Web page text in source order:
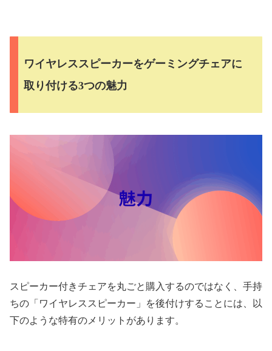
ワイヤレススピーカーをゲーミングチェアに
取り付ける3つの魅力
スピーカー付きチェアを丸ごと購入するのではなく、手持
ちの「ワイヤレススピーカー」を後付けすることには、以
下のような特有のメリットがあります。